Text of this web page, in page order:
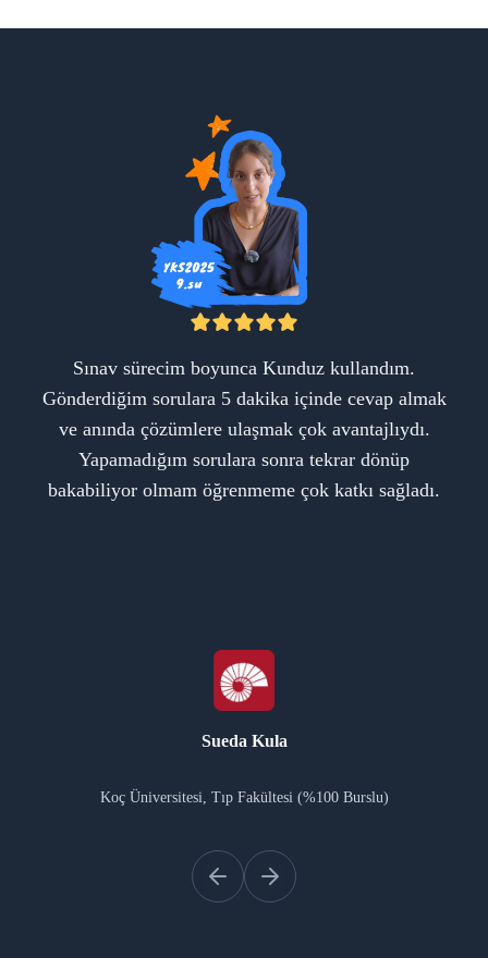
Sınav sürecim boyunca Kunduz kullandım.
Gönderdiğim sorulara 5 dakika içinde cevap almak
ve anında çözümlere ulaşmak çok avantajlıydı.
Yapamadığım sorulara sonra tekrar dönüp
bakabiliyor olmam öğrenmeme çok katkı sağladı.
Sueda Kula
Koç Üniversitesi, Tıp Fakültesi (%100 Burslu)